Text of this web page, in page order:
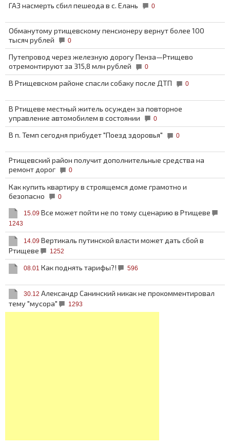
ГАЗ насмерть сбил пешеода в с. Елань 0
Обманутому ртищевскому пенсионеру вернут более 100
тысяч рублей
0
Путепровод через железную дорогу Пенза—Ртищево
отремонтируют за 315,8 млн рублей
0
В Ртищевском районе спасли собаку после ДТП 0
В Ртищеве местный житель осужден за повторное
управление автомобилем в состоянии
0
В п. Темп сегодня прибудет "Поезд здоровья" 0
Ртищевский район получит дополнительные средства на
ремонт дорог
0
Как купить квартиру в строящемся доме грамотно и
безопасно
0
15.09 Все может пойти не по тому сценарию в Ртищеве
1243
14.09 Вертикаль путинской власти может дать сбой в
Ртищеве
1252
08.01 Как поднять тарифы?! 596
30.12 Александр Санинский никак не прокомментировал
тему "мусора"
1293